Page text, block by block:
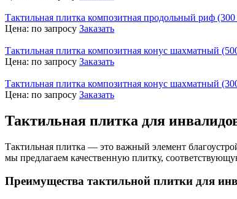
Тактильная плитка композитная продольный риф
Цена: по запросу Заказать
Тактильная плитка композитная конус шахматный
Цена: по запросу Заказать
Тактильная плитка композитная конус шахматный
Цена: по запросу Заказать
Тактильная плитка для
Тактильная плитка — это важный элемент
мы предлагаем качественную плитку,
Преимущества тактильной плитки для